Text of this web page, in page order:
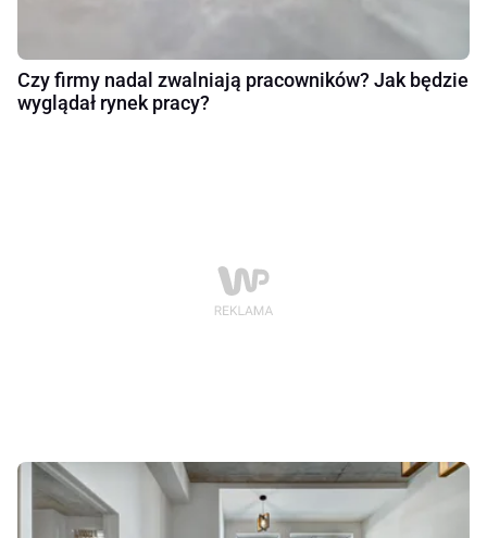
Czy firmy nadal zwalniają pracowników? Jak będzie
wyglądał rynek pracy?